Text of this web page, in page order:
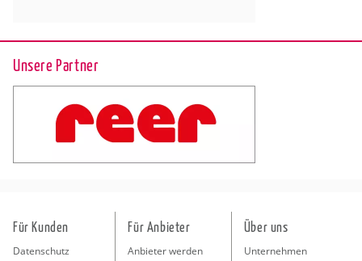
Unsere Partner
Für Kunden
Datenschutz
Für Anbieter
Anbieter werden
Über uns
Unternehmen